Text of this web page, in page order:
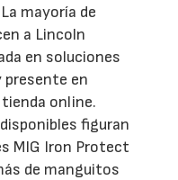
mayoría de
a Lincoln
en soluciones
presente en
online.
figuran
MIG Iron Protect
de manguitos